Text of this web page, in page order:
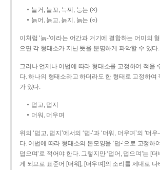
늘거, 늘꼬, 늑찌, 능는 (×)
늙어, 늙고, 늙지, 늙는 (○)
이처럼 ‘늙-­’이라는 어간과 거기에 결합하는 어미의
으면 각 형태소가 지닌 뜻을 분명하게 파악할 수 있다.
그러나 언제나 어법에 따라 형태소를 고정하여 적을
다. 하나의 형태소라고 하더라도 한 형태로 고정하여
가 있다.
덥고, 덥지
더워, 더우며
위의 ‘덥고, 덥지’에서의 ‘덥-­’과 ‘더워, 더우며’의 ‘더
다. 어법에 따라 형태소의 본모양을 ‘덥-­’으로 고정하
덥으며’로 적어야 한다. 그렇지만 ‘덥어, 덥으며’는 [더
게 되므로 표준어 [더워], [더우며]의 소리를 제대로 나